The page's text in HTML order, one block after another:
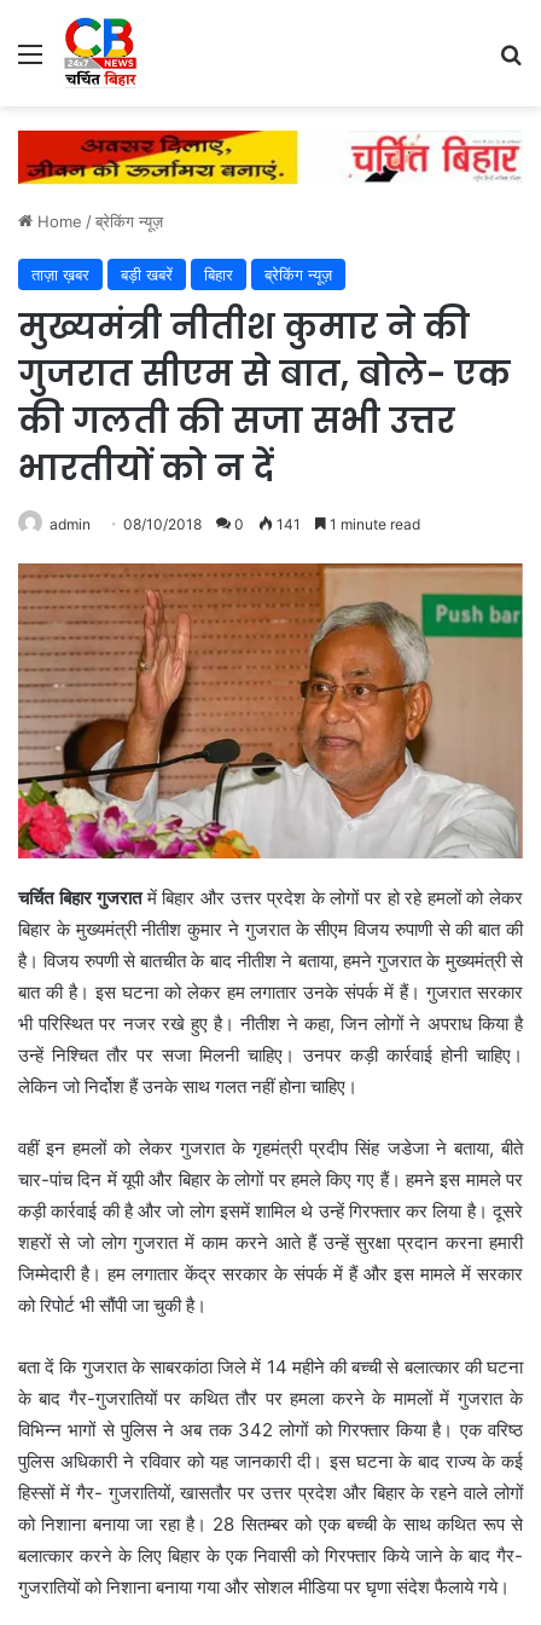
Menu
Home /ब्रेकिंग न्यूज़
ताज़ा ख़बर बड़ी खबरें बिहार ब्रेकिंग न्यूज़
मुख्यमंत्री नीतीश कुमार ने की
गुजरात सीएम से बात, बोले- एक
की गलती की सजा सभी उत्तर
भारतीयों को न दें
admin 08/10/2018 0 141 1 minute read
चर्चित बिहार गुजरातमें बिहार और उत्तर प्रदेश के लोगों पर हो रहे हमलों को लेकर
बिहार के मुख्यमंत्री नीतीश कुमार ने गुजरात के सीएम विजय रुपाणी से की बात की
है। विजय रुपणी से बातचीत के बाद नीतीश ने बताया, हमने गुजरात के मुख्यमंत्री से
बात की है। इस घटना को लेकर हम लगातार उनके संपर्क में हैं। गुजरात सरकार
भी परिस्थित पर नजर रखे हुए है। नीतीश ने कहा, जिन लोगों ने अपराध किया है
उन्हें निश्चित तौर पर सजा मिलनी चाहिए। उनपर कड़ी कार्रवाई होनी चाहिए।
लेकिन जो निर्दोश हैं उनके साथ गलत नहीं होना चाहिए।
वहीं इन हमलों को लेकर गुजरात के गृहमंत्री प्रदीप सिंह जडेजा ने बताया, बीते
चार-पांच दिन में यूपी और बिहार के लोगों पर हमले किए गए हैं। हमने इस मामले पर
कड़ी कार्रवाई की है और जो लोग इसमें शामिल थे उन्हें गिरफ्तार कर लिया है। दूसरे
शहरों से जो लोग गुजरात में काम करने आते हैं उन्हें सुरक्षा प्रदान करना हमारी
जिम्मेदारी है। हम लगातार केंद्र सरकार के संपर्क में हैं और इस मामले में सरकार
को रिपोर्ट भी सौंपी जा चुकी है।
बता दें कि गुजरात के साबरकांठा जिले में 14 महीने की बच्ची से बलात्कार की घटना
के बाद गैर-गुजरातियों पर कथित तौर पर हमला करने के मामलों में गुजरात के
विभिन्न भागों से पुलिस ने अब तक 342 लोगों को गिरफ्तार किया है। एक वरिष्ठ
पुलिस अधिकारी ने रविवार को यह जानकारी दी। इस घटना के बाद राज्य के कई
हिस्सों में गैर- गुजरातियों, खासतौर पर उत्तर प्रदेश और बिहार के रहने वाले लोगों
को निशाना बनाया जा रहा है। 28 सितम्बर को एक बच्ची के साथ कथित रूप से
बलात्कार करने के लिए बिहार के एक निवासी को गिरफ्तार किये जाने के बाद गैर-
गुजरातियों को निशाना बनाया गया और सोशल मीडिया पर घृणा संदेश फैलाये गये।